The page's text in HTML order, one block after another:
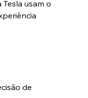
usam o
de